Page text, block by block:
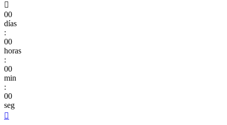

00
días
:
00
horas
:
00
min
:
00
seg
